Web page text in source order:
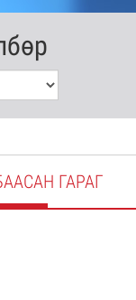
АСАН ГАРАГ